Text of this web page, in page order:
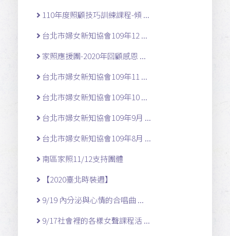
110年度照顧技巧訓練課程-傾 ...
台北市婦女新知協會109年12 ...
家照應援團-2020年回顧感恩 ...
台北市婦女新知協會109年11 ...
台北市婦女新知協會109年10 ...
台北市婦女新知協會109年9月 ...
台北市婦女新知協會109年8月 ...
南區家照11/12支持團體
【2020臺北時裝週】
9/19 內分泌與心情的合唱曲 ...
9/17社會裡的各樣女聲課程活 ...